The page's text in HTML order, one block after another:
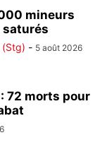
mineurs
saturés
(Stg) - 5 août 2026
72 morts pour